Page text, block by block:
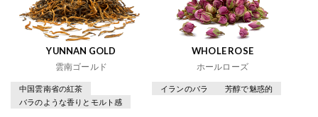
YUNNAN GOLD
雲南ゴールド
中国雲南省の紅茶
バラのような香りとモルト感
WHOLE ROSE
ホールローズ
イランのバラ 芳醇で魅惑的